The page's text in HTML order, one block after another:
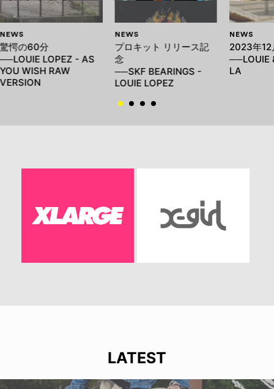
NEWS
驚愕の60分
──LOUIE LOPEZ - AS
YOU WISH RAW
VERSION
NEWS
プロキット リリース記
念
──SKF BEARINGS -
LOUIE LOPEZ
NEWS
2023年12
──LOUIE
LA
LATEST